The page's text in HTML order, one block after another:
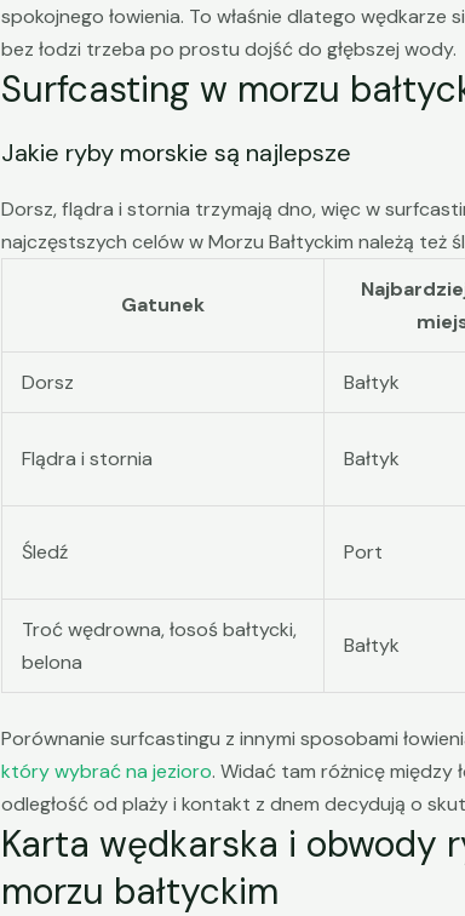
spokojnego łowienia. To właśnie dlatego wędkarze
bez łodzi trzeba po prostu dojść do głębszej wody.
Surfcasting w morzu
Jakie ryby morskie są najlepsze
Dorsz, flądra i stornia trzymają dno, więc w
najczęstszych celów w Morzu Bałtyckim należą też
Gatunek
Dorsz Bałtyk
Flądra i stornia Bałtyk
Śledź Port
Troć wędrowna, łosoś bałtycki,
belona
Bałtyk
Porównanie surfcastingu z innymi sposobami
który wybrać na jezioro. Widać tam różnicę między
odległość od plaży i kontakt z dnem decydują o
Karta wędkarska i obwody
morzu bałtyckim